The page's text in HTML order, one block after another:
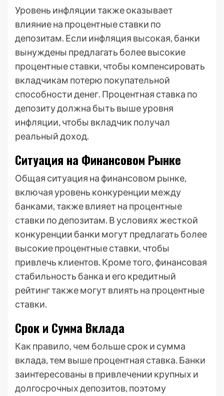
Уровень инфляции также оказывает
влияние на процентные ставки по
депозитам. Если инфляция высокая, банки
вынуждены предлагать более высокие
процентные ставки, чтобы компенсировать
вкладчикам потерю покупательной
способности денег. Процентная ставка по
депозиту должна быть выше уровня
инфляции, чтобы вкладчик получал
реальный доход.
Ситуация на Финансовом Рынке
Общая ситуация на финансовом рынке,
включая уровень конкуренции между
банками, также влияет на процентные
ставки по депозитам. В условиях жесткой
конкуренции банки могут предлагать более
высокие процентные ставки, чтобы
привлечь клиентов. Кроме того, финансовая
стабильность банка и его кредитный
рейтинг также могут влиять на процентные
ставки.
Срок и Сумма Вклада
Как правило, чем больше срок и сумма
вклада, тем выше процентная ставка. Банки
заинтересованы в привлечении крупных и
долгосрочных депозитов, поэтому